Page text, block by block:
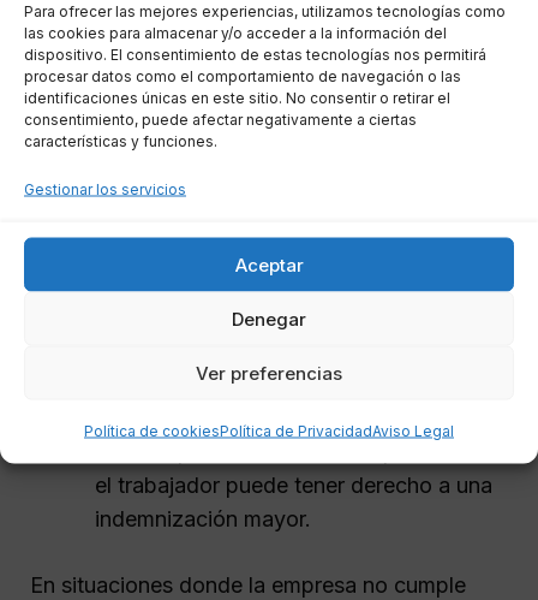
Para ofrecer las mejores experiencias, utilizamos tecnologías como
las cookies para almacenar y/o acceder a la información del
dispositivo. El consentimiento de estas tecnologías nos permitirá
procesar datos como el comportamiento de navegación o las
identificaciones únicas en este sitio. No consentir o retirar el
consentimiento, puede afectar negativamente a ciertas
características y funciones.
Gestionar los servicios
Aceptar
Denegar
Ver preferencias
Política de cookiesPolítica de PrivacidadAviso Legal
La empresa no me ha pagado
ni el finiquito ni la
indemnización
En ocasiones, las empresas pueden optar por
tiene derecho a reclamar estas cantidades.
Algunos pasos a seguir incluyen:
Incluir la reclamación del finiquito en la
misma demanda de despido.
el trabajador puede tener derecho a una
indemnización mayor.
En situaciones donde la empresa no cumple